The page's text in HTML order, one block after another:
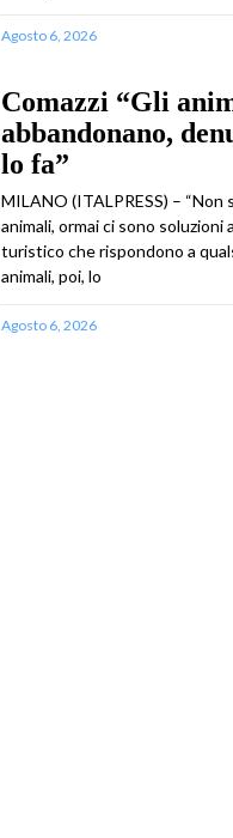
Agosto 6, 2026
Comazzi “Gli
abbandonano,
lo fa”
MILANO (ITALPRESS) – “Non
animali, ormai ci sono soluzioni
turistico che rispondono a
animali, poi, lo
Agosto 6, 2026